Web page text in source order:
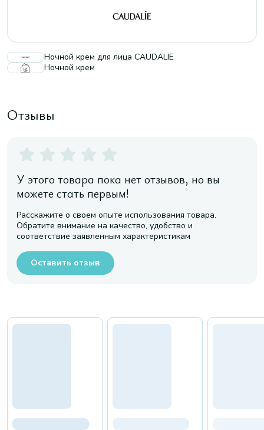
Ночной крем для лица CAUDALIE
Ночной крем
Отзывы
У этого товара пока нет отзывов, но вы
можете стать первым!
Расскажите о своем опыте использования товара.
Обратите внимание на качество, удобство и
соответствие заявленным характеристикам
Оставить отзыв